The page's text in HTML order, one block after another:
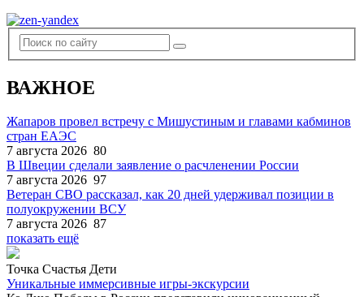
ВАЖНОЕ
Жапаров провел встречу с Мишустиным и главами кабминов
стран ЕАЭС
7 августа 2026 80
В Швеции сделали заявление о расчленении России
7 августа 2026 97
Ветеран СВО рассказал, как 20 дней удерживал позиции в
полуокружении ВСУ
7 августа 2026 87
показать ещё
Точка Счастья Дети
Уникальные иммерсивные игры-экскурсии